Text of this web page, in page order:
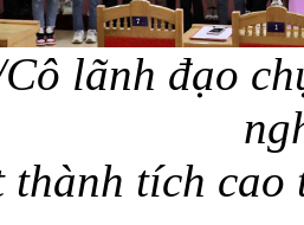
lãnh đạo
thành tích